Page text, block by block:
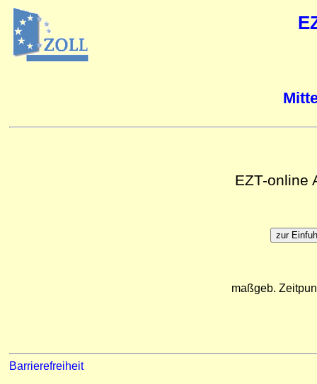
EZT-online
maßgeb.
Barrierefreiheit